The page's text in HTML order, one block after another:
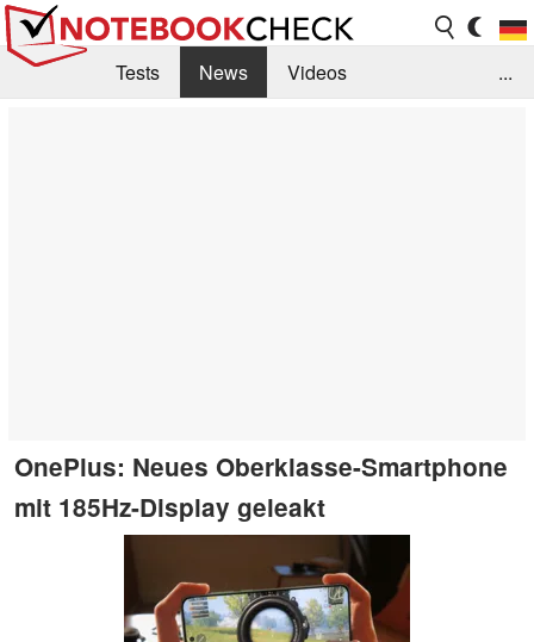
Tests News
Videos
...
OnePlus: Neues Oberklasse-Smartphone
mit 185Hz-Display geleakt